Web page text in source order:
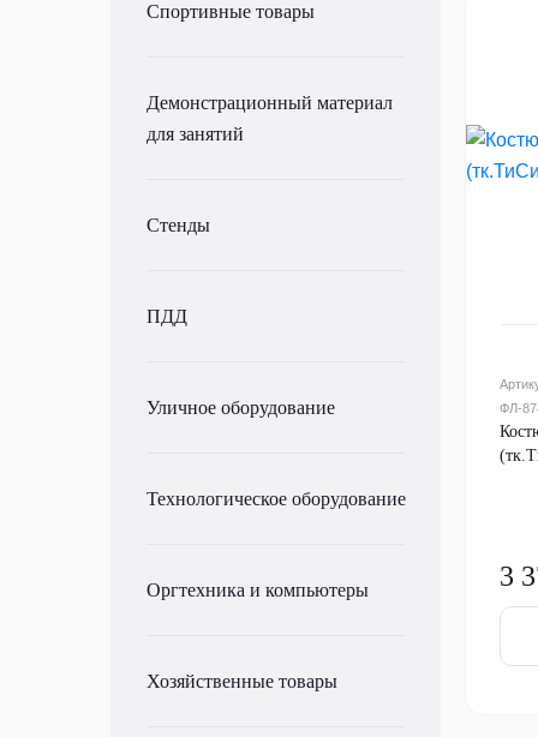
Спортивные товары
Демонстрационный материал
для занятий
Стенды
ПДД
Уличное оборудование
Технологическое оборудование
Оргтехника и компьютеры
Хозяйственные товары
ФЛ-
3